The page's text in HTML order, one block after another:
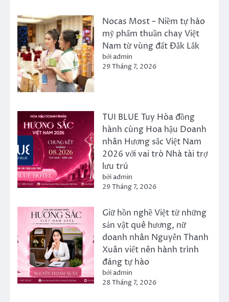
Nocas Most – Niềm tự hào
mỹ phẩm thuần chay Việt
Nam từ vùng đất Đắk Lắk
bởi admin
29 Tháng 7, 2026
TUI BLUE Tuy Hòa đồng
hành cùng Hoa hậu Doanh
nhân Hương sắc Việt Nam
2026 với vai trò Nhà tài trợ
lưu trú
bởi admin
29 Tháng 7, 2026
Giữ hồn nghề Việt từ những
sản vật quê hương, nữ
doanh nhân Nguyễn Thanh
Xuân viết nên hành trình
đáng tự hào
bởi admin
28 Tháng 7, 2026